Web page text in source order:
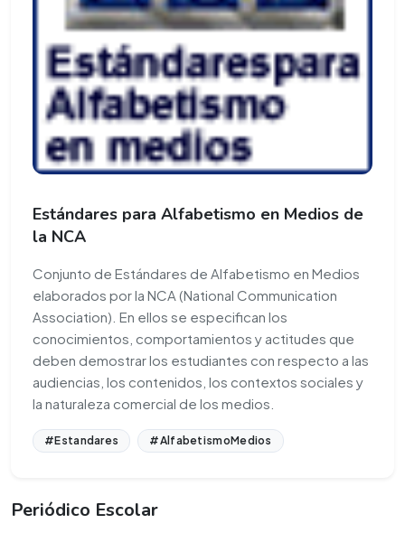
Estándares para Alfabetismo en Medios de
la NCA
Conjunto de Estándares de Alfabetismo en Medios
elaborados por la NCA (National Communication
Association). En ellos se especifican los
conocimientos, comportamientos y actitudes que
deben demostrar los estudiantes con respecto a las
audiencias, los contenidos, los contextos sociales y
la naturaleza comercial de los medios.
#Estandares #AlfabetismoMedios
Periódico Escolar